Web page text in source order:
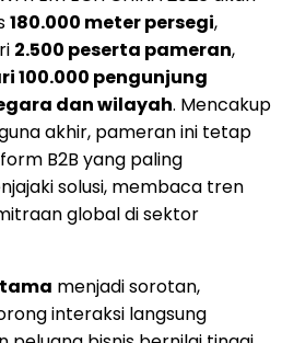
180.000 meter persegi,
2.500 peserta pameran,
100.000 pengunjung
dan wilayah. Mencakup
akhir, pameran ini tetap
B2B yang paling
solusi, membaca tren
global di sektor
menjadi sorotan,
interaksi langsung